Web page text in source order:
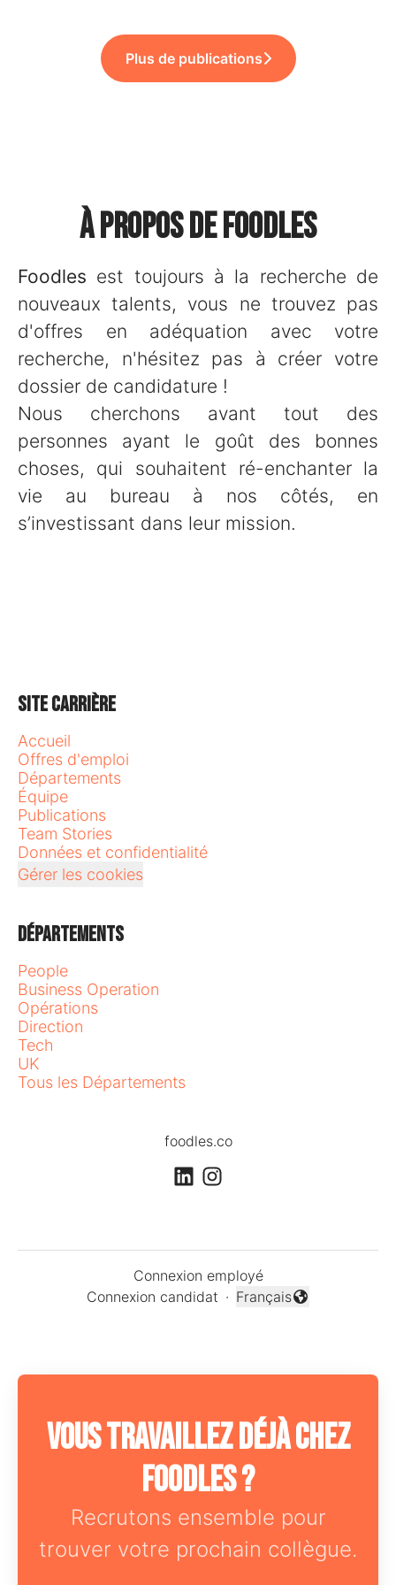
Plus de publications
À propos de Foodles
Foodles est toujours à la recherche de
nouveaux talents, vous ne trouvez pas
d'offres en adéquation avec votre
recherche, n'hésitez pas à créer votre
dossier de candidature !
Nous cherchons avant tout des
personnes ayant le goût des bonnes
choses, qui souhaitent ré-enchanter la
vie au bureau à nos côtés, en
s’investissant dans leur mission.
Site carrière
Accueil
Offres d'emploi
Départements
Équipe
Publications
Team Stories
Données et confidentialité
Gérer les cookies
Départements
People
Business Operation
Opérations
Direction
Tech
UK
Tous les Départements
foodles.co
Connexion employé
Connexion candidat ·
Changer la langue
Français
Vous travaillez déjà chez
Foodles ?
Recrutons ensemble pour
trouver votre prochain collègue.